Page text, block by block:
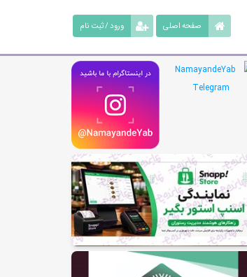
ورود / ثبت نام صفحه اصلی